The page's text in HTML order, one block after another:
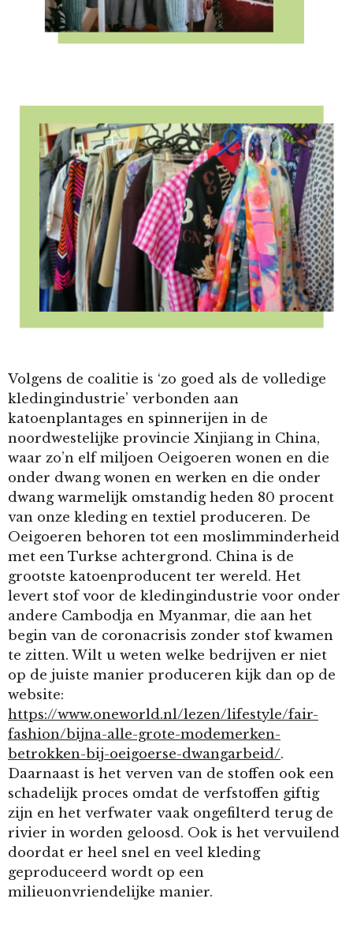
Volgens de coalitie is ‘zo goed als de volledige
kledingindustrie’ verbonden aan
katoenplantages en spinnerijen in de
noordwestelijke provincie Xinjiang in China,
waar zo’n elf miljoen Oeigoeren wonen en die
onder dwang wonen en werken en die onder
dwang warmelijk omstandig heden 80 procent
van onze kleding en textiel produceren. De
Oeigoeren behoren tot een moslimminderheid
met een Turkse achtergrond. China is de
grootste katoenproducent ter wereld. Het
levert stof voor de kledingindustrie voor onder
andere Cambodja en Myanmar, die aan het
begin van de coronacrisis zonder stof kwamen
te zitten. Wilt u weten welke bedrijven er niet
op de juiste manier produceren kijk dan op de
website:
https://www.oneworld.nl/lezen/lifestyle/fair-
fashion/bijna-alle-grote-modemerken-
betrokken-bij-oeigoerse-dwangarbeid/.
Daarnaast is het verven van de stoffen ook een
schadelijk proces omdat de verfstoffen giftig
zijn en het verfwater vaak ongefilterd terug de
rivier in worden geloosd. Ook is het vervuilend
doordat er heel snel en veel kleding
geproduceerd wordt op een
milieuonvriendelijke manier.